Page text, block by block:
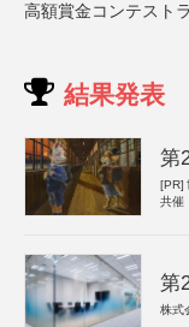
高額賞金コンテスト
結果発表
第
[PR]
共催
第
株式